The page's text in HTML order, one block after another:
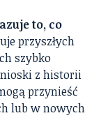
to, co
przyszłych
szybko
z historii
przynieść
lub w nowych